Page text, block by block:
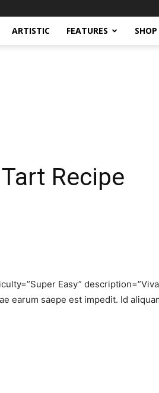
ARTISTIC FEATURES SHOP
Recipe
Easy”
earum saepe est impedit. Id